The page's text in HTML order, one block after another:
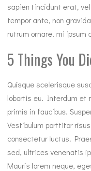
sapien tincidunt erat,
tempor ante, non
rutrum ornare, mi ipsum
5 Things You
Quisque scelerisque
lobortis eu. Interdum et
primis in faucibus.
Vestibulum porttitor
consectetur luctus.
sed, ultrices venenatis
Mauris lorem neque,